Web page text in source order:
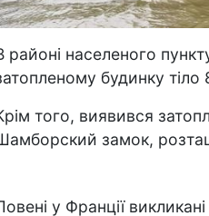
районі населеного
будинку тіло
того, виявився
замок,
у Франції